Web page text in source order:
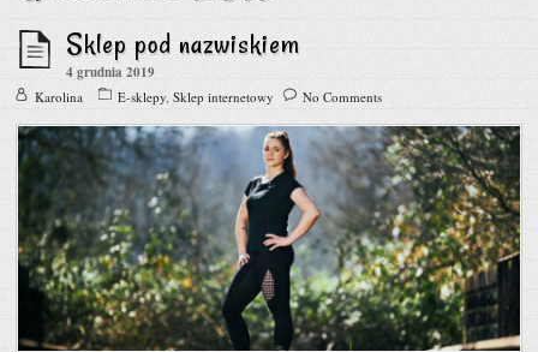
Sklep pod nazwiskiem
4 grudnia 2019
Karolina E-sklepy,Sklep internetowy No Comments